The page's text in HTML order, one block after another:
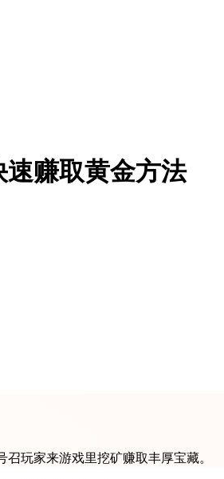
速赚取黄金方法
玩家来游戏里挖矿赚取丰厚宝藏。